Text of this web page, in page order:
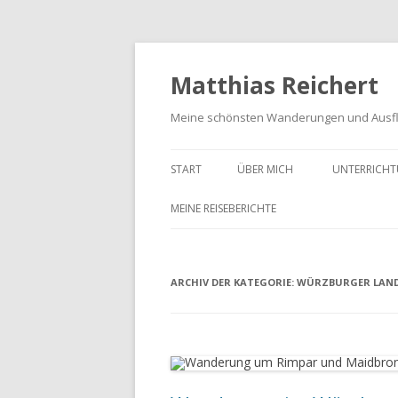
Matthias Reichert
Meine schönsten Wanderungen und
START ÜBER MICH
MEINE REISEBERICHTE
MEIN SCHWARZWALD URLAUB
ARCHIV DER KATEGORIE: WÜRZBURGER